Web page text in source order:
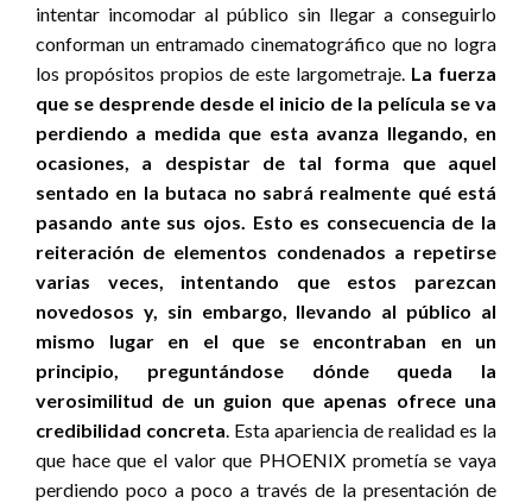
intentar incomodar al público sin llegar a conseguirlo
conforman un entramado cinematográfico que no logra
los propósitos propios de este largometraje. La fuerza
que se desprende desde el inicio de la película se va
perdiendo a medida que esta avanza llegando, en
ocasiones, a despistar de tal forma que aquel
sentado en la butaca no sabrá realmente qué está
pasando ante sus ojos. Esto es consecuencia de la
reiteración de elementos condenados a repetirse
varias veces, intentando que estos parezcan
novedosos y, sin embargo, llevando al público al
mismo lugar en el que se encontraban en un
principio, preguntándose dónde queda la
verosimilitud de un guion que apenas ofrece una
credibilidad concreta. Esta apariencia de realidad es la
que hace que el valor que PHOENIX prometía se vaya
perdiendo poco a poco a través de la presentación de